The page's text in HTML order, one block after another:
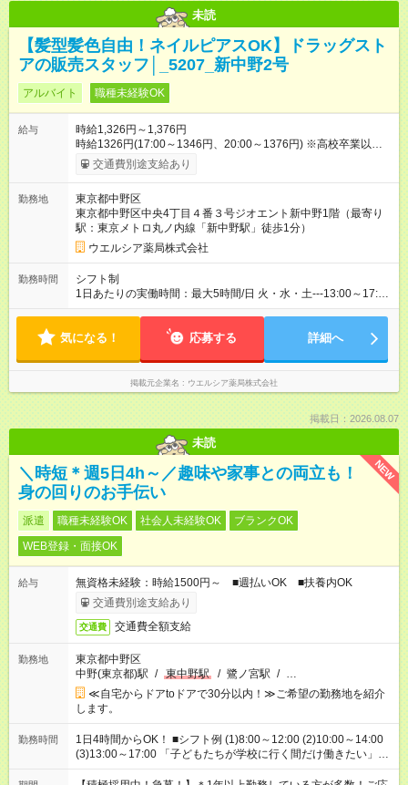
未読
【髪型髪色自由！ネイルピアスOK】ドラッグスト
アの販売スタッフ│_5207_新中野2号
アルバイト 職種未経験OK
給与
時給1,326円～1,376円
時給1326円(17:00～1346円、20:00～1376円) ※高校卒業以上
昇格に応じて＋20～200円昇給あり （大学生は＋20円まで） ※
高校生は対象外 試用期間あり：入社日から3ヶ月間／本採用と待
さ：3ヶ月 雇用形態、給与は本採用時と同じです。
交通費別途支給あり
勤務地
東京都中野区
東京都中野区中央4丁目４番３号ジオエント新中野1階（最寄り
駅：東京メトロ丸ノ内線「新中野駅」徒歩1分）
ウエルシア薬局株式会社
勤務時間
シフト制
1日あたりの実働時間：最大5時間/日 火・水・土---13:00～17:00
☆週3日の勤務 月---16:00～21:00 日・火・水・木・土---17:00～
気になる！ 応募する 詳細へ
掲載元企業名 ウエルシア薬局株式会社
掲載日：2026.08.07
未読
NEW
＼時短＊週5日4h～／趣味や家事との両立も！
身の回りのお手伝い
派遣 職種未経験OK 社会人未経験OK
ブランクOK
WEB登録・面接OK
給与
無資格未経験：時給1500円～ ■週払いOK ■扶養内OK
交通費別途支給あり
交通費 交通費全額支給
勤務地
東京都中野区
中野(東京都)駅 / 東中野駅 / 鷺ノ宮駅 / …
≪自宅からドアtoドアで30分以内！≫ご希望の勤務地を紹介
します。
勤務時間
1日4時間からOK！ ■シフト例 (1)8:00～12:00 (2)10:00～14:00
(3)13:00～17:00 「子どもたちが学校に行く間だけ働きたい」
「余裕を持って夕飯の準備がしたい」 「午前中は働いて、午後